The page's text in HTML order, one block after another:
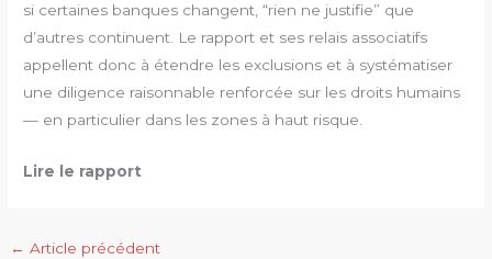
si certaines banques changent, “rien ne justifie” que
d’autres continuent. Le rapport et ses relais associatifs
appellent donc à étendre les exclusions et à systématiser
une diligence raisonnable renforcée sur les droits humains
— en particulier dans les zones à haut risque.
Lire le rapport
← Article précédent